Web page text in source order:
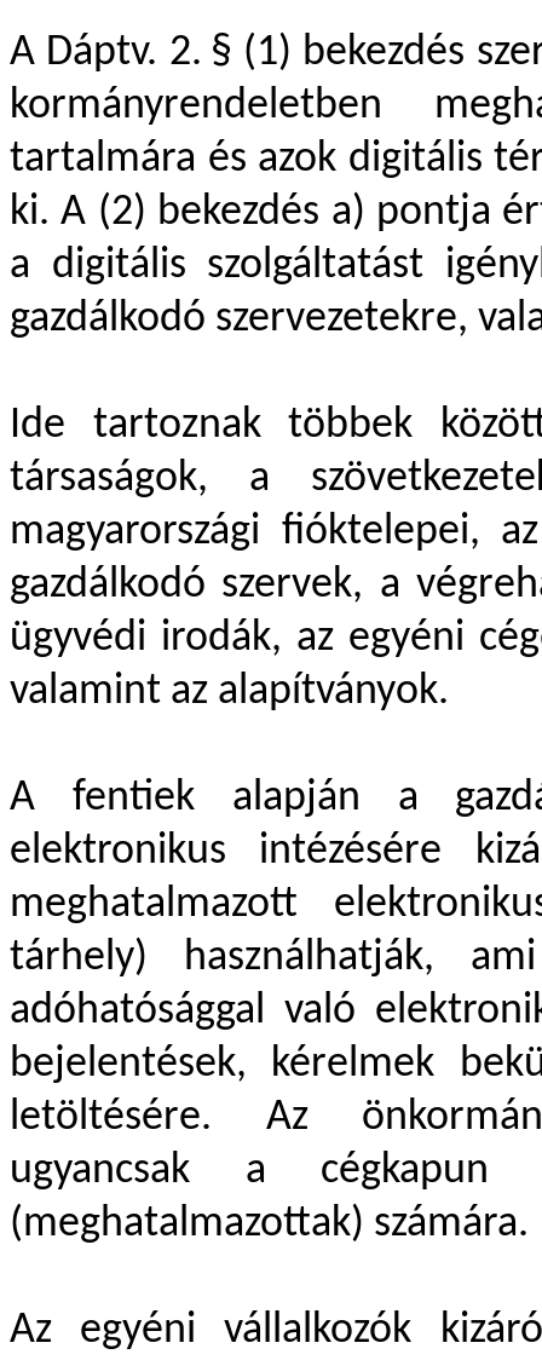
A Dáptv. 2. § (1) bekezdés
kormányrendeletben
tartalmára és azok digitális
ki. A (2) bekezdés a) pontja
a digitális szolgáltatást
gazdálkodó szervezetekre,
Ide tartoznak többek
társaságok, a
magyarországi fióktelepei,
gazdálkodó szervek, a
ügyvédi irodák, az egyéni
valamint az alapítványok.
A fentiek alapján a
elektronikus intézésére
meghatalmazott
tárhely) használhatják,
adóhatósággal való
bejelentések, kérelmek
letöltésére. Az
ugyancsak a
(meghatalmazottak) számára.
Az egyéni vállalkozók